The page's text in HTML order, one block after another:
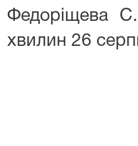
Федоріщева
хвилин 26